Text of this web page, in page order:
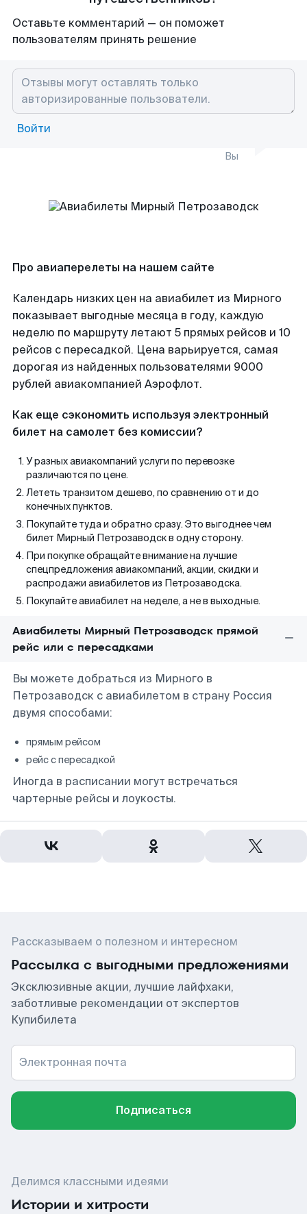
Оставьте комментарий — он поможет
пользователям принять решение
Войти
Вы
Про авиаперелеты на нашем сайте
Календарь низких цен на авиабилет из Мирного
показывает выгодные месяца в году, каждую
неделю по маршруту летают 5 прямых рейсов и 10
рейсов с пересадкой. Цена варьируется, самая
дорогая из найденных пользователями 9000
рублей авиакомпанией Аэрофлот.
Как еще сэкономить используя электронный
билет на самолет без комиссии?
У разных авиакомпаний услуги по перевозке
различаются по цене.
Лететь транзитом дешево, по сравнению от и до
конечных пунктов.
Покупайте туда и обратно сразу. Это выгоднее чем
билет Мирный Петрозаводск в одну сторону.
При покупке обращайте внимание на лучшие
спецпредложения авиакомпаний, акции, скидки и
распродажи авиабилетов из Петрозаводска.
Покупайте авиабилет на неделе, а не в выходные.
Авиабилеты Мирный Петрозаводск прямой
рейс или с пересадками
Вы можете добраться из Мирного в
Петрозаводск с авиабилетом в страну Россия
двумя способами:
прямым рейсом
рейс с пересадкой
Иногда в расписании могут встречаться
чартерные рейсы и лоукосты.
Рассказываем о полезном и интересном
Рассылка с выгодными предложениями
Эксклюзивные акции, лучшие лайфхаки,
заботливые рекомендации от экспертов
Купибилета
Электронная почта
Подписаться
Делимся классными идеями
Истории и хитрости